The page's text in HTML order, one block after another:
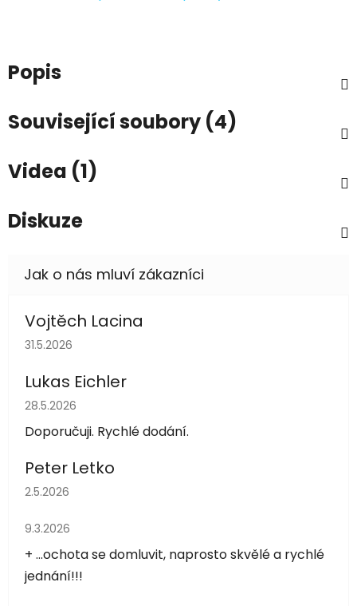
Popis
Související soubory (4)
Videa (1)
Diskuze
Vojtěch Lacina
Hodnocení obchodu je 5 z 5 hvězdiček.
31.5.2026
Lukas Eichler
Hodnocení obchodu je 5 z 5 hvězdiček.
28.5.2026
Doporučuji. Rychlé dodání.
Peter Letko
Hodnocení obchodu je 5 z 5 hvězdiček.
2.5.2026
Hodnocení obchodu je 5 z 5 hvězdiček.
9.3.2026
+ ...ochota se domluvit, naprosto skvělé a rychlé
jednání!!!